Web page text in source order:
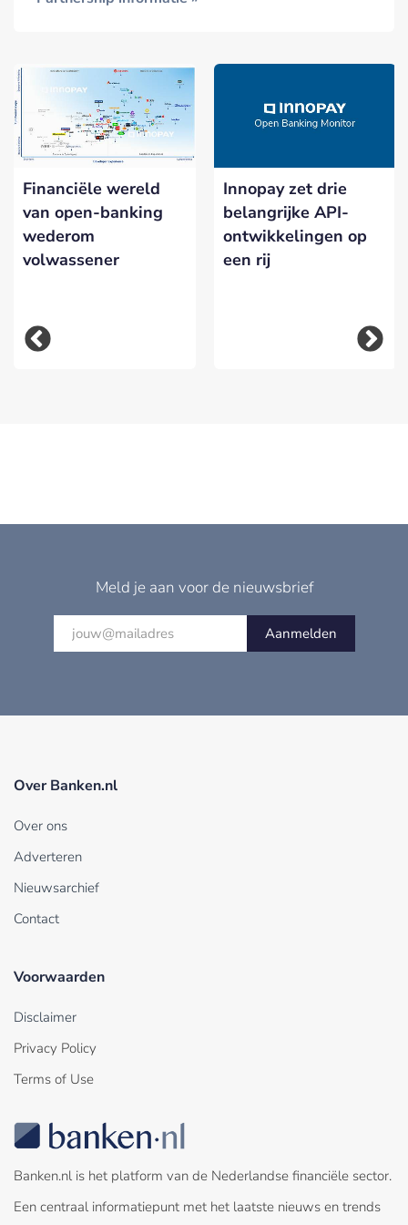
Financiële wereld
van open-banking
wederom
volwassener
Innopay zet drie
belangrijke API-
ontwikkelingen op
een rij
Meld je aan voor de nieuwsbrief
Aanmelden
Over Banken.nl
Over ons
Adverteren
Nieuwsarchief
Contact
Voorwaarden
Disclaimer
Privacy Policy
Terms of Use
Banken.nl is het platform van de Nederlandse financiële sector.
Een centraal informatiepunt met het laatste nieuws en trends